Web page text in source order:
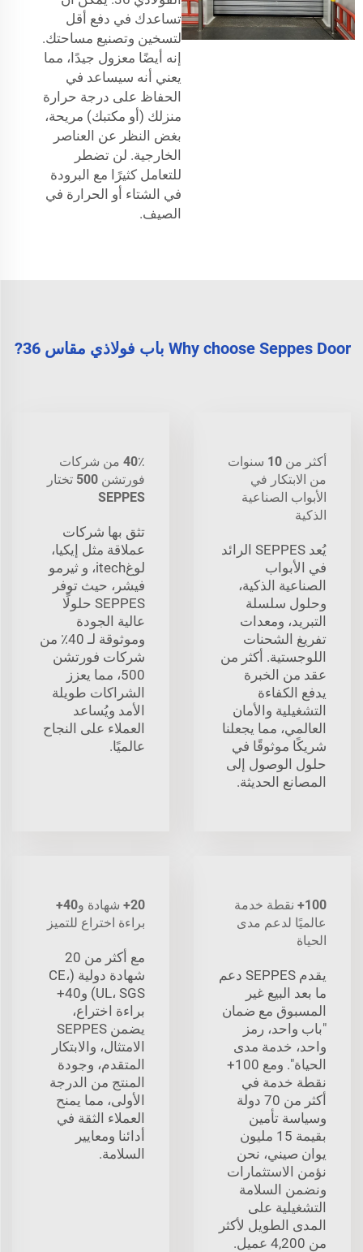
تساعدك في دفع أقل
لتسخين وتصنيع مساحتك.
إنه أيضًا معزول جيدًا، مما
يعني أنه سيساعد في
الحفاظ على درجة حرارة
منزلك (أو مكتبك) مريحة،
بغض النظر عن العناصر
الخارجية. لن تضطر
للتعامل كثيرًا مع البرودة
في الشتاء أو الحرارة في
الصيف.
Why choose Seppes Door باب فولاذي مقاس 36?
أكثر من 10 سنوات
من الابتكار في
الأبواب الصناعية
الذكية
يُعد SEPPES الرائد
في الأبواب
الصناعية الذكية،
وحلول سلسلة
التبريد، ومعدات
تفريغ الشحنات
اللوجستية. أكثر من
عقد من الخبرة
يدفع الكفاءة
التشغيلية والأمان
العالمي، مما يجعلنا
شريكًا موثوقًا في
حلول الوصول إلى
المصانع الحديثة.
40٪ من شركات
فورتشن 500 تختار
SEPPES
تثق بها شركات
عملاقة مثل إيكيا،
لوغitech، و ثيرمو
فيشر، حيث توفر
SEPPES حلولًا
عالية الجودة
وموثوقة لـ 40٪ من
شركات فورتشن
500، مما يعزز
الشراكات طويلة
الأمد ويُساعد
العملاء على النجاح
عالميًا.
100+ نقطة خدمة
عالميًا لدعم مدى
الحياة
يقدم SEPPES دعم
ما بعد البيع غير
المسبوق مع ضمان
"باب واحد، رمز
واحد، خدمة مدى
الحياة". ومع 100+
نقطة خدمة في
أكثر من 70 دولة
وسياسة تأمين
بقيمة 15 مليون
يوان صيني، نحن
نؤمن الاستثمارات
ونضمن السلامة
التشغيلية على
المدى الطويل لأكثر
من 4,200 عميل.
20+ شهادة و40+
براءة اختراع للتميز
مع أكثر من 20
شهادة دولية (CE،
UL، SGS) و40+
براءة اختراع،
يضمن SEPPES
الامتثال، والابتكار
المتقدم، وجودة
المنتج من الدرجة
الأولى، مما يمنح
العملاء الثقة في
أدائنا ومعايير
السلامة.